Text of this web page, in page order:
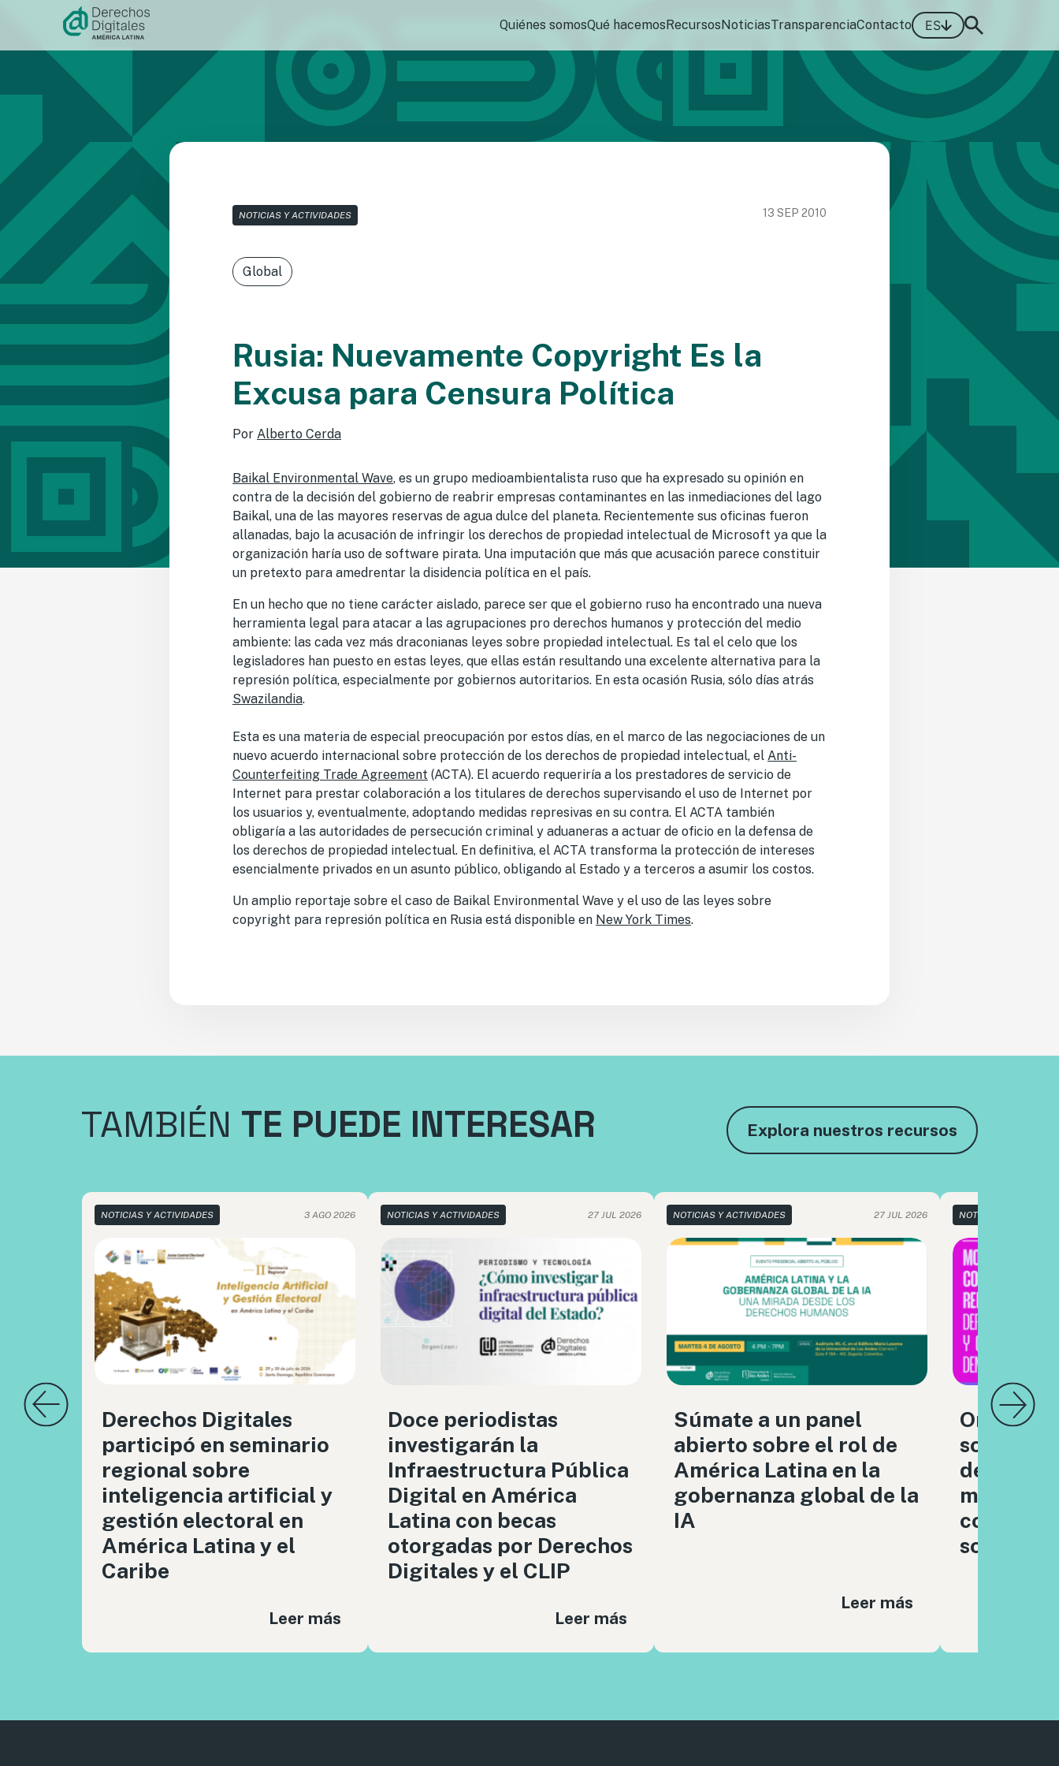
contenido
Quiénes somosQué hacemosRecursosNoticiasTransparenciaContacto ES
NOTICIAS Y ACTIVIDADES 13 SEP 2010
Global
Rusia: Nuevamente Copyright Es la
Excusa para Censura Política
Por Alberto Cerda
Baikal Environmental Wave, es un grupo medioambientalista ruso que ha expresado su opinión en
contra de la decisión del gobierno de reabrir empresas contaminantes en las inmediaciones del lago
Baikal, una de las mayores reservas de agua dulce del planeta. Recientemente sus oficinas fueron
allanadas, bajo la acusación de infringir los derechos de propiedad intelectual de Microsoft ya que la
organización haría uso de software pirata. Una imputación que más que acusación parece constituir
un pretexto para amedrentar la disidencia política en el país.
En un hecho que no tiene carácter aislado, parece ser que el gobierno ruso ha encontrado una nueva
herramienta legal para atacar a las agrupaciones pro derechos humanos y protección del medio
ambiente: las cada vez más draconianas leyes sobre propiedad intelectual. Es tal el celo que los
legisladores han puesto en estas leyes, que ellas están resultando una excelente alternativa para la
represión política, especialmente por gobiernos autoritarios. En esta ocasión Rusia, sólo días atrás
Swazilandia.
Esta es una materia de especial preocupación por estos días, en el marco de las negociaciones de un
nuevo acuerdo internacional sobre protección de los derechos de propiedad intelectual, el Anti-
Counterfeiting Trade Agreement (ACTA). El acuerdo requeriría a los prestadores de servicio de
Internet para prestar colaboración a los titulares de derechos supervisando el uso de Internet por
los usuarios y, eventualmente, adoptando medidas represivas en su contra. El ACTA también
obligaría a las autoridades de persecución criminal y aduaneras a actuar de oficio en la defensa de
los derechos de propiedad intelectual. En definitiva, el ACTA transforma la protección de intereses
esencialmente privados en un asunto público, obligando al Estado y a terceros a asumir los costos.
Un amplio reportaje sobre el caso de Baikal Environmental Wave y el uso de las leyes sobre
copyright para represión política en Rusia está disponible en New York Times.
TAMBIÉN TE PUEDE INTERESAR Explora nuestros recursos
NOTICIAS Y ACTIVIDADES 3 AGO 2026
Derechos Digitales
participó en seminario
regional sobre
inteligencia artificial y
gestión electoral en
América Latina y el
Caribe
Leer más
NOTICIAS Y ACTIVIDADES 27 JUL 2026
Doce periodistas
investigarán la
Infraestructura Pública
Digital en América
Latina con becas
otorgadas por Derechos
Digitales y el CLIP
Leer más
NOTICIAS Y ACTIVIDADES 27 JUL 2026
Súmate a un panel
abierto sobre el rol de
América Latina en la
gobernanza global de la
IA
Leer más
NOTICIAS Y
sociedad
sociales